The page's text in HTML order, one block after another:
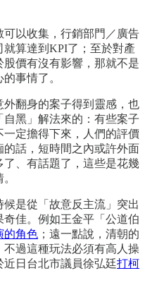
以收集，行銷部門／廣告
算達到KPI了；至於對產
價有沒有影響，那就不是
事情了。
翻身的案子得到靈感，也
黑」解法來的：有些案子
定擔得下來，人們的評價
話，短時間之內或許外面
、有話題了，這些是花幾
候是從「故意反主流」突出
佳。例如王金平「公道伯
的角色 ；遠一點說，清朝的
不過這種玩法必須有高人操
日台北市議員徐弘廷打柯